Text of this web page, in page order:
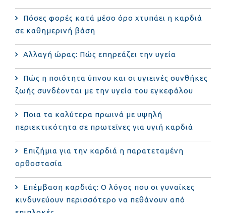
Πόσες φορές κατά μέσο όρο χτυπάει η καρδιά
σε καθημερινή βάση
Αλλαγή ώρας: Πώς επηρεάζει την υγεία
Πώς η ποιότητα ύπνου και οι υγιεινές συνθήκες
ζωής συνδέονται με την υγεία του εγκεφάλου
Ποια τα καλύτερα πρωινά με υψηλή
περιεκτικότητα σε πρωτεΐνες για υγιή καρδιά
Επιζήμια για την καρδιά η παρατεταμένη
ορθοστασία
Επέμβαση καρδιάς: Ο λόγος που οι γυναίκες
κινδυνεύουν περισσότερο να πεθάνουν από